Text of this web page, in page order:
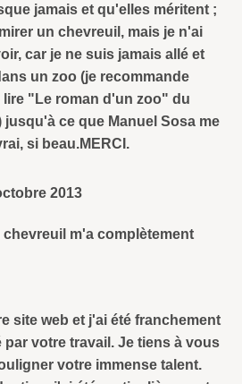
jamais et qu'elles méritent ;
un chevreuil, mais je n'ai
car je ne suis jamais allé et
un zoo (je recommande
lire "Le roman d'un zoo" du
jusqu'à ce que Manuel Sosa me
si beau.MERCI.
2013
chevreuil m'a complètement
site web et j'ai été franchement
par votre travail. Je tiens à vous
votre immense talent.